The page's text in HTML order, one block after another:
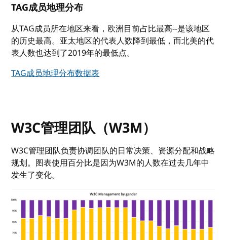
TAG成员地理分布
从TAG成员所在地区来看，欧洲目前占比最高--是该地区
的历史最高。亚太地区的代表人数降到最低，而北美的代
表人数也达到了2019年的最低点。
TAG成员地理分布数据表
W3C管理团队（W3M）
W3C管理团队负责协调团队的日常决策、资源分配和战略
规划。图表使用百分比是因为W3M的人数在过去几年中
发生了变化。